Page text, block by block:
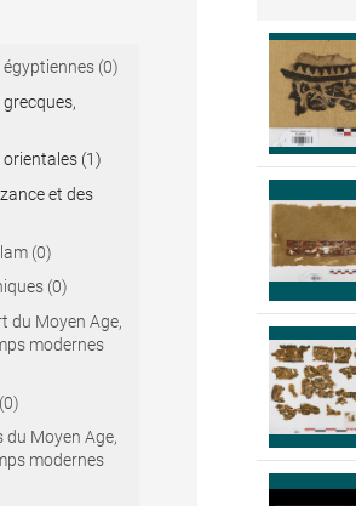
(0)
(1)
et des
(0)
(0)
du Moyen Age,
modernes
du Moyen Age,
modernes
Search
results
for
artworks
the
Louvre
collections